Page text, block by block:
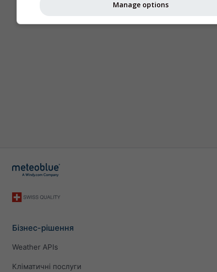
Бізнес-рішення
Weather APIs
Кліматичні послуги
Manage options